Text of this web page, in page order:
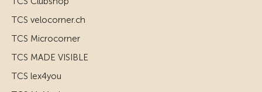
TCS velocorner.ch
TCS Microcorner
TCS MADE VISIBLE
TCS lex4you